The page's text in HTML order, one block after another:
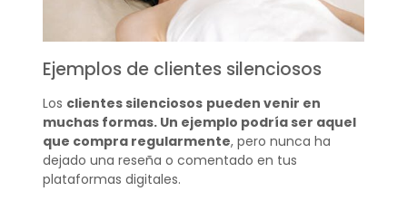
Ejemplos de clientes silenciosos
Los clientes silenciosos pueden venir en
muchas formas. Un ejemplo podría ser aquel
que compra regularmente, pero nunca ha
dejado una reseña o comentado en tus
plataformas digitales.